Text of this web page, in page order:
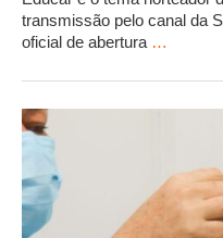
transmissão pelo canal da
oficial de abertura …